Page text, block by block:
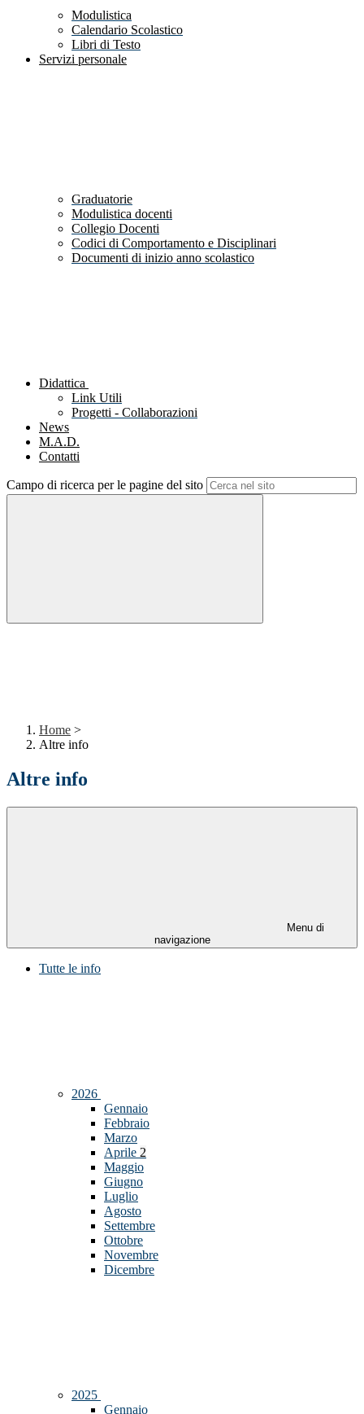
Modulistica
Calendario Scolastico
Libri di Testo
Servizi personale
Graduatorie
Modulistica docenti
Collegio Docenti
Codici di Comportamento e Disciplinari
Documenti di inizio anno scolastico
Didattica
Link Utili
Progetti - Collaborazioni
News
M.A.D.
Contatti
Campo di ricerca per le pagine del sito
Home >
Altre info
Altre info
Menu di
navigazione
Tutte le info
2026
Gennaio
Febbraio
Marzo
Aprile 2
Maggio
Giugno
Luglio
Agosto
Settembre
Ottobre
Novembre
Dicembre
2025
Gennaio